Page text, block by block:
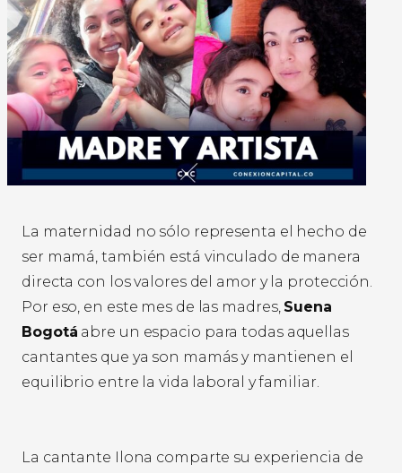
La maternidad no sólo representa el hecho de
ser mamá, también está vinculado de manera
directa con los valores del amor y la protección.
Por eso, en este mes de las madres, Suena
Bogotá abre un espacio para todas aquellas
cantantes que ya son mamás y mantienen el
equilibrio entre la vida laboral y familiar.
La cantante Ilona comparte su experiencia de